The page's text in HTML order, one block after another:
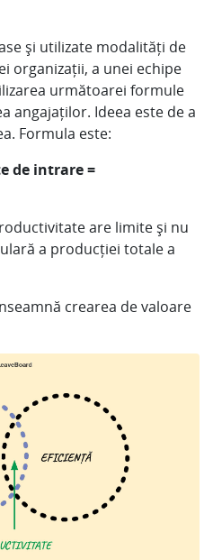
și utilizate modalități de
organizații, a unei echipe
următoarei formule
angajaților. Ideea este de a
Formula este:
de intrare =
are limite și nu
a producției totale a
crearea de valoare